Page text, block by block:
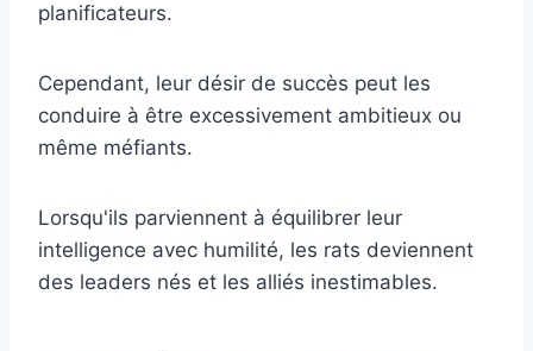
planificateurs.
Cependant, leur désir de succès peut les
conduire à être excessivement ambitieux ou
même méfiants.
Lorsqu'ils parviennent à équilibrer leur
intelligence avec humilité, les rats deviennent
des leaders nés et les alliés inestimables.